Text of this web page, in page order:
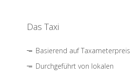
Das Taxi
Basierend auf Taxameterpreis
Durchgeführt von lokalen